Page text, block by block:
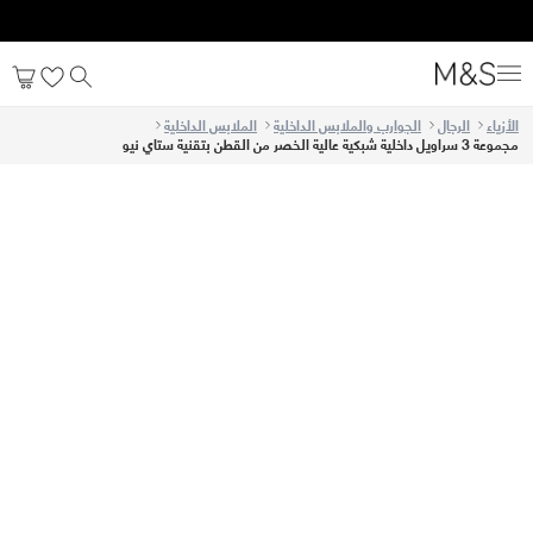
الأزياء الرجال الجوارب والملابس الداخلية الملابس الداخلية
مجموعة 3 سراويل داخلية شبكية عالية الخصر من القطن بتقنية ستاي نيو